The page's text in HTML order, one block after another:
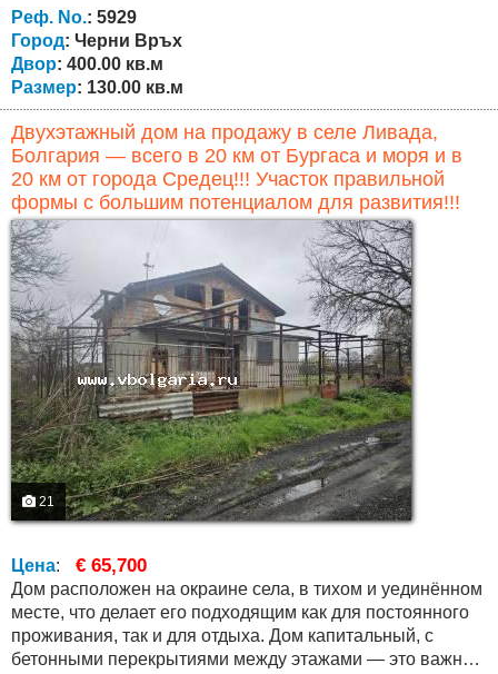
Планировка удобная и функциональная. Дом состоит из
прихожей, просторной...
Реф. No.: 5929
Город: Черни Връх
Двор: 400.00 кв.м
Размер: 130.00 кв.м
Двухэтажный дом на продажу в селе Ливада,
Болгария — всего в 20 км от Бургаса и моря и в
20 км от города Средец!!! Участок правильной
формы с большим потенциалом для развития!!!
21
Цена: € 65,700
Дом расположен на окраине села, в тихом и уединённом
месте, что делает его подходящим как для постоянного
проживания, так и для отдыха. Дом капитальный, с
бетонными перекрытиями между этажами — это важное